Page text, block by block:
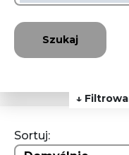
Szukaj
↓
Sortuj: